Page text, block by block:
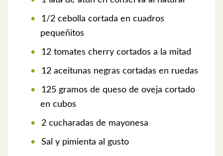
1/2 cebolla cortada en cuadros
pequeñitos
12 tomates cherry cortados a la mitad
12 aceitunas negras cortadas en ruedas
125 gramos de queso de oveja cortado
en cubos
2 cucharadas de mayonesa
Sal y pimienta al gusto